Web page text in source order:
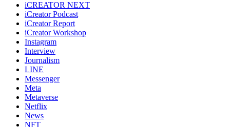
iCREATOR NEXT
iCreator Podcast
iCreator Report
iCreator Workshop
Instagram
Interview
Journalism
LINE
Messenger
Meta
Metaverse
Netflix
News
NFT